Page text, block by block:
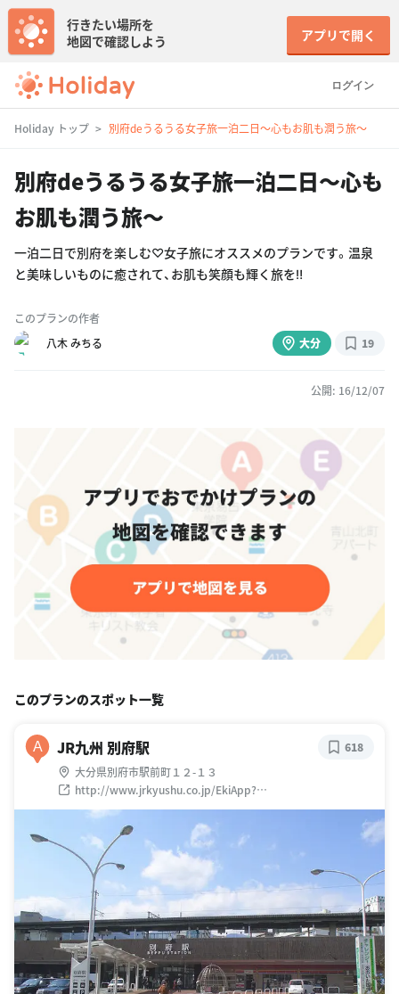
ログイン
行きたい場所を
地図で確認しよう
アプリで開く
Holiday トップ 別府deうるうる女子旅一泊二日〜心もお肌も潤う旅〜
別府deうるうる女子旅一泊二日〜心も
お肌も潤う旅〜
一泊二日で別府を楽しむ♡女子旅にオススメのプランです。温泉
と美味しいものに癒されて、お肌も笑顔も輝く旅を‼︎
このプランの作者
八木 みちる
大分 19
公開: 16/12/07
このプランのスポット一覧
A JR九州 別府駅
大分県別府市駅前町１２-１３
http://www.jrkyushu.co.jp/EkiApp?
LISTID=502&EKI=91205230
618